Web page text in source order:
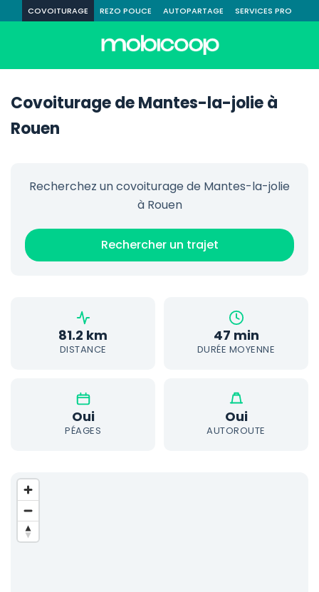
COVOITURAGE REZO POUCE AUTOPARTAGE SERVICES PRO
Covoiturage de Mantes-la-jolie à
Rouen
Recherchez un covoiturage de Mantes-la-jolie
à Rouen
Rechercher un trajet
81.2 km
DISTANCE
47 min
DURÉE MOYENNE
Oui
PÉAGES
Oui
AUTOROUTE